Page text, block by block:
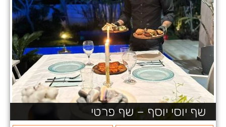
שף יוסי יוסף – שף פרטי